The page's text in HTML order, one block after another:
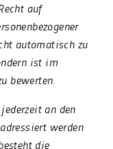
auf
automatisch zu
ist im
bewerten.
an den
werden
die